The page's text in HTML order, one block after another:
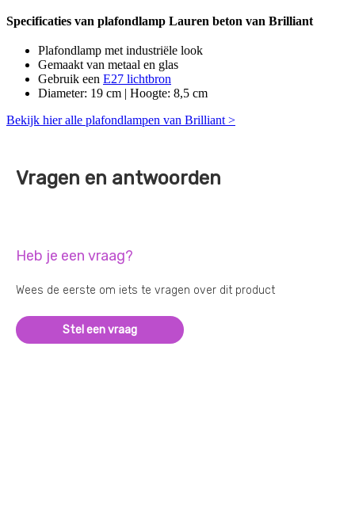
Specificaties van plafondlamp Lauren beton van Brilliant
Plafondlamp met industriële look
Gemaakt van metaal en glas
Gebruik een E27 lichtbron
Diameter: 19 cm | Hoogte: 8,5 cm
Bekijk hier alle plafondlampen van Brilliant >
Vragen en antwoorden
Heb je een vraag?
Wees de eerste om iets te vragen over dit product
Stel een vraag